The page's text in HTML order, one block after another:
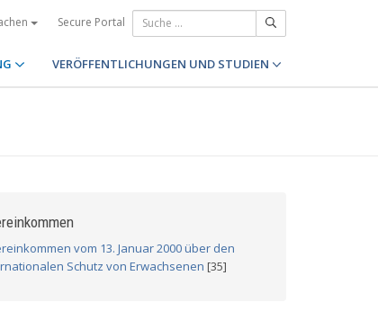
Secure Portal
VERÖFFENTLICHUNGEN UND STUDIEN
vom 13. Januar 2000 über den
Schutz von Erwachsenen [35]